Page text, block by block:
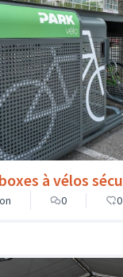
à vélos
0 0